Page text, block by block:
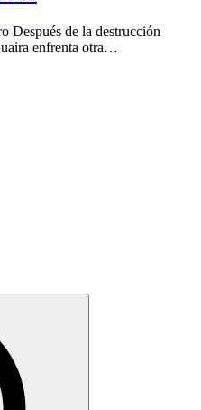
Después de la destrucción
enfrenta otra…